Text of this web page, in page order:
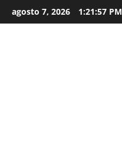
al
agosto 7, 2026 1:21:58 PM